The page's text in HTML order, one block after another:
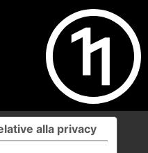
alla privacy